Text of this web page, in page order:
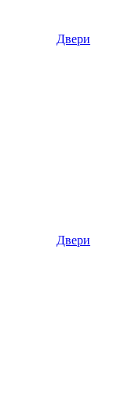
Двери
Двери